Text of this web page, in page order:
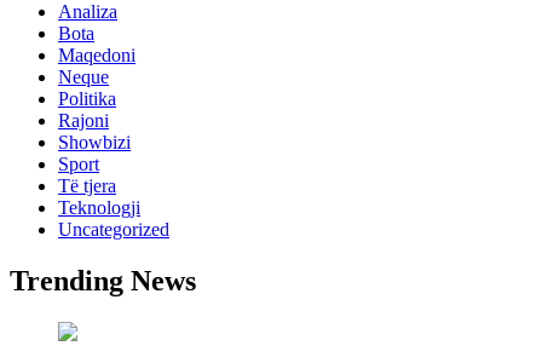
Analiza
Bota
Maqedoni
Neque
Politika
Rajoni
Showbizi
Sport
Të tjera
Teknologji
Uncategorized
Trending News